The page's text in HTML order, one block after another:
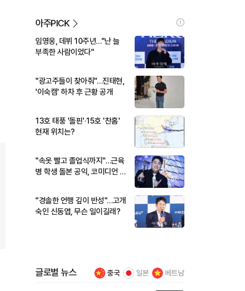
아주PICK
임영웅, 데뷔 10주년…"난 늘
부족한 사람이었다"
"광고주들이 찾아줘"…진태현,
'이숙캠' 하차 후 근황 공개
13호 태풍 '돌핀'·15호 '찬홈'
현재 위치는?
"속옷 빨고 졸업식까지"…근육
병 학생 돌본 공익, 코미디언 김
"경솔한 언행 깊이 반성"…고개
숙인 신동엽, 무슨 일이길래?
글로벌 뉴스 중국 일본 베트남